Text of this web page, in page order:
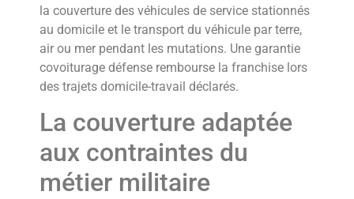
la couverture des véhicules de service stationnés
au domicile et le transport du véhicule par terre,
air ou mer pendant les mutations. Une garantie
covoiturage défense rembourse la franchise lors
des trajets domicile-travail déclarés.
La couverture adaptée
aux contraintes du
métier militaire